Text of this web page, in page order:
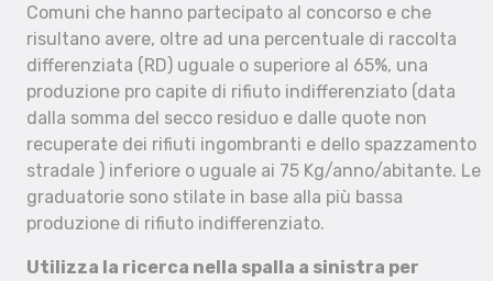
Comuni che hanno partecipato al concorso e che
risultano avere, oltre ad una percentuale di raccolta
differenziata (RD) uguale o superiore al 65%, una
produzione pro capite di rifiuto indifferenziato (data
dalla somma del secco residuo e dalle quote non
recuperate dei rifiuti ingombranti e dello spazzamento
stradale ) inferiore o uguale ai 75 Kg/anno/abitante. Le
graduatorie sono stilate in base alla più bassa
produzione di rifiuto indifferenziato.
Utilizza la ricerca nella spalla a sinistra per